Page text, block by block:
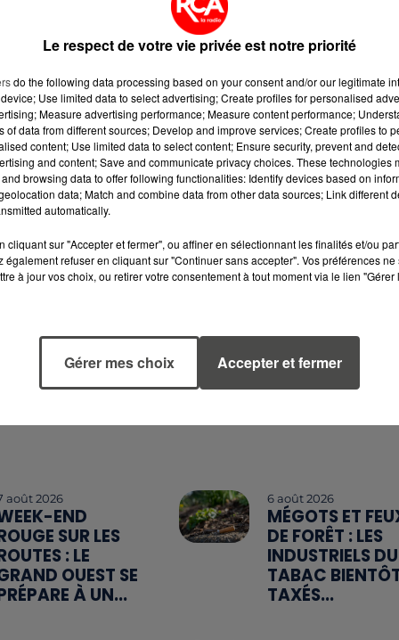
dans lesquelles elle a cotisé le plus
la trappe.
caisses de retraite, a déjà envoyé un
des droits qu'ils pourraient réclamer. Des
par cette campagne.
vous rendre sur le site Info-retraite.fr. Vous
directement en ligne si vous avez oublié
août 2026
END
SUR LES
: LE
OUEST SE
À UN...
6 août 2026
MÉGOTS ET
DE FORÊT : LES
INDUSTRIELS DU
TABAC
TAXÉS...
Le respect de votre vie privée est notre priorité
do the following data processing based on your consent and/or our legitimate
Use limited data to select advertising; Create profiles for personalised
Measure advertising performance; Measure content performance;
of data from different sources; Develop and improve services; Create profiles to
content; Use limited data to select content; Ensure security, prevent and
and content; Save and communicate privacy choices. These technologies
browsing data to offer following functionalities: Identify devices based on
data; Match and combine data from other data sources; Link different
automatically.
cliquant sur "Accepter et fermer", ou affiner en sélectionnant les finalités et/ou
également refuser en cliquant sur "Continuer sans accepter". Vos préférences
à jour vos choix, ou retirer votre consentement à tout moment via le lien
Gérer mes choix Accepter et fermer